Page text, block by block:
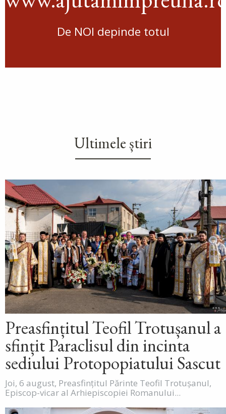
De NOI depinde totul
Ultimele știri
Preasfințitul Teofil Trotușanul a
sfințit Paraclisul din incinta
sediului Protopopiatului Sascut
Joi, 6 august, Preasfințitul Părinte Teofil Trotușanul,
Episcop-vicar al Arhiepiscopiei Romanului...